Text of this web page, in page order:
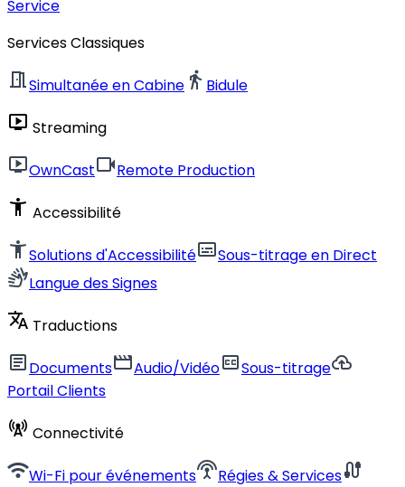
Service
Services Classiques
meeting_roomSimultanée en Cabine directions_walk Bidule
live_tv Streaming
live_tvOwnCastvideocamRemote Production
accessibility_new Accessibilité
accessibility_newSolutions d'AccessibilitésubtitlesSous-titrage en Direct
sign_languageLangue des Signes
translate Traductions
articleDocumentsmovieAudio/Vidéoclosed_captionSous-titragecloud_upload
Portail Clients
cell_tower Connectivité
wifiWi-Fi pour événementssettings_input_antennaRégies & Servicescable